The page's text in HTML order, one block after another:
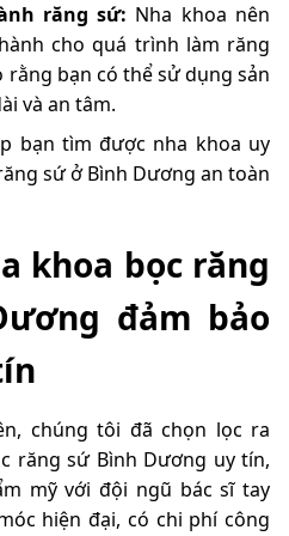
răng sứ: Nha khoa nên
cho quá trình làm răng
rằng bạn có thể sử dụng sản
và an tâm.
bạn tìm được nha khoa uy
sứ ở Bình Dương an toàn
khoa bọc răng
đảm bảo
chúng tôi đã chọn lọc ra
răng sứ Bình Dương uy tín,
mỹ với đội ngũ bác sĩ tay
hiện đại, có chi phí công